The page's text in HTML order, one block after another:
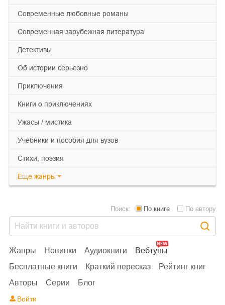
современные любовные романы
современная зарубежная литература
детективы
об истории серьезно
приключения
книги о приключениях
ужасы / мистика
учебники и пособия для вузов
cтихи, поэзия
Еще жанры
Жанры Новинки Аудиокниги
Вебтуны
Бесплатные книги
Краткий пересказ
Рейтинг книг
Авторы
Серии Блог
Поиск: По книге По автору
Войти